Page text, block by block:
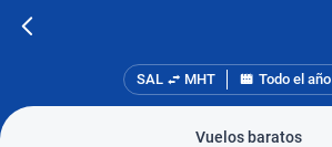
SAL MHT Todo el año
Vuelos baratos